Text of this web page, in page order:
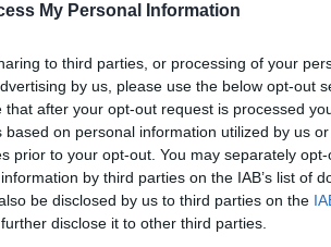
My Personal Information
to third parties, or processing of your
by us, please use the below opt-out
after your opt-out request is processed
on personal information utilized by us
prior to your opt-out. You may separately
by third parties on the IAB’s list of
be disclosed by us to third parties on the
disclose it to other third parties.
herramienta
en la gestión
02/03/2020
como plataforma on line que
para que la farmacia
que el titular aumente la
a una mejor gestión tanto
cliente.